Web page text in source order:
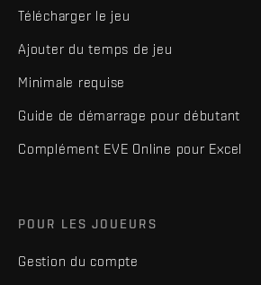
Télécharger le jeu
Ajouter du temps de jeu
Minimale requise
Guide de démarrage pour débutant
Complément EVE Online pour Excel
POUR LES JOUEURS
Gestion du compte